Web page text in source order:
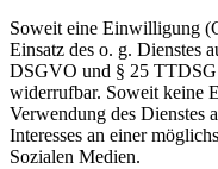
Soweit eine Einwilligung
Einsatz des o. g. Dienstes
DSGVO und § 25
widerrufbar. Soweit keine
Verwendung des Dienstes
Interesses an einer
Sozialen Medien.